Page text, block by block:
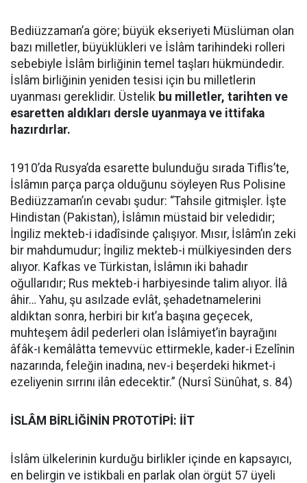
Bediüzzaman’a göre; büyük ekseriyeti Müslüman olan
bazı milletler, büyüklükleri ve İslâm tarihindeki rolleri
sebebiyle İslâm birliğinin temel taşları hükmündedir.
İslâm birliğinin yeniden tesisi için bu milletlerin
uyanması gereklidir. Üstelik bu milletler, tarihten ve
esaretten aldıkları dersle uyanmaya ve ittifaka
hazırdırlar.
1910’da Rusya’da esarette bulunduğu sırada Tiflis’te,
İslâmın parça parça olduğunu söyleyen Rus Polisine
Bediüzzaman’ın cevabı şudur: “Tahsile gitmişler. İşte
Hindistan (Pakistan), İslâmın müstaid bir veledidir;
İngiliz mekteb-i idadîsinde çalışıyor. Mısır, İslâm’ın zeki
bir mahdumudur; İngiliz mekteb-i mülkiyesinden ders
alıyor. Kafkas ve Türkistan, İslâmın iki bahadır
oğullarıdır; Rus mekteb-i harbiyesinde talim alıyor. İlâ
âhir… Yahu, şu asılzade evlât, şehadetnamelerini
aldıktan sonra, herbiri bir kıt’a başına geçecek,
muhteşem âdil pederleri olan İslâmiyet’in bayrağını
âfâk-ı kemâlâtta temevvüc ettirmekle, kader-i Ezelînin
nazarında, feleğin inadına, nev-i beşerdeki hikmet-i
ezeliyenin sırrını ilân edecektir.” (Nursî Sünûhat, s. 84)
İSLÂM BİRLİĞİNİN PROTOTİPİ: İİT
İslâm ülkelerinin kurduğu birlikler içinde en kapsayıcı,
en belirgin ve istikbali en parlak olan örgüt 57 üyeli